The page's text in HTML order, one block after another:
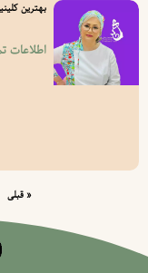
بهترین
اطلاعات
« قبلی